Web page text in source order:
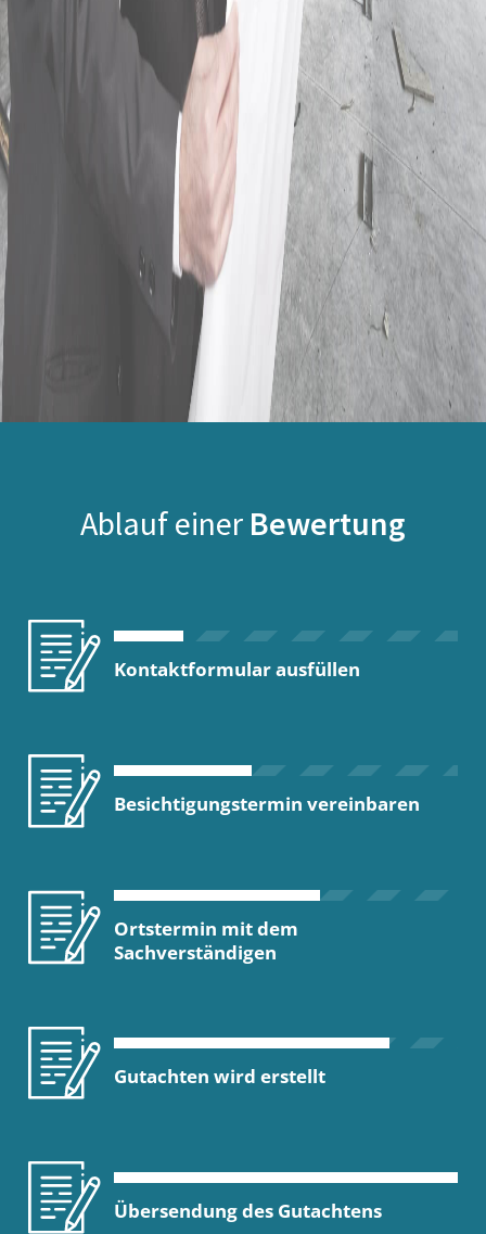
Ablauf einer Bewertung
Kontaktformular ausfüllen
Besichtigungstermin vereinbaren
Ortstermin mit dem
Sachverständigen
Gutachten wird erstellt
Übersendung des Gutachtens